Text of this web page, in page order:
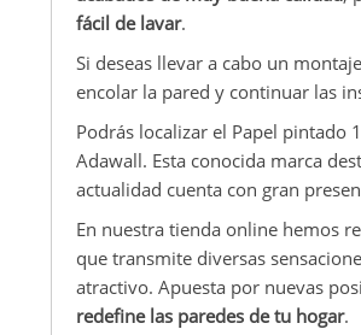
fácil de lavar.
Si deseas llevar a cabo un
encolar la pared y continuar las
Podrás localizar el Papel pintado
Adawall. Esta conocida marca
actualidad cuenta con gran
En nuestra tienda online hemos
que transmite diversas
atractivo. Apuesta por nuevas
redefine las paredes de tu hogar.